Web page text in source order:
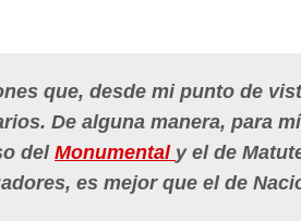
que, desde mi punto de
De alguna manera, para
del Monumental y el de
es mejor que el de